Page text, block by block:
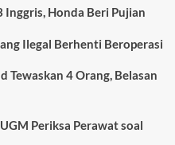
Inggris, Honda Beri Pujian
Ilegal Berhenti Beroperasi
Tewaskan 4 Orang, Belasan
Periksa Perawat soal